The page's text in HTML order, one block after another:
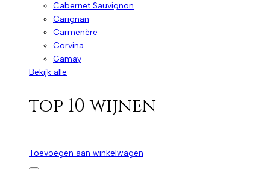
Cabernet Sauvignon
Carignan
Carmenère
Corvina
Gamay
Bekijk alle
top 10 wijnen
Toevoegen aan winkelwagen